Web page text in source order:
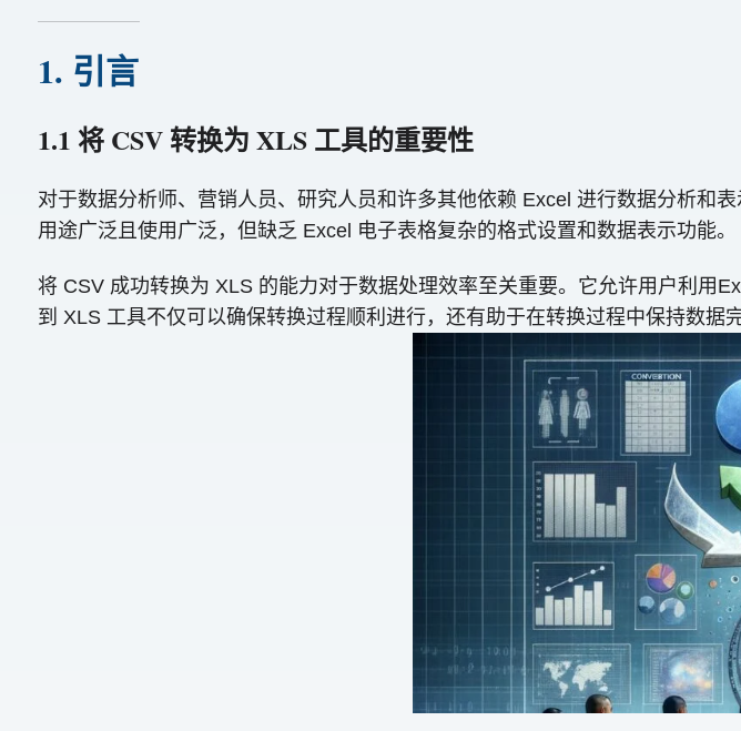
1. 引言
1.1 将 CSV 转换为 XLS 工具的重要性
对于数据分析师、营销人员、研究人员和许多其他依赖 Excel 进行数据分析和
用途广泛且使用广泛，但缺乏 Excel 电子表格复杂的格式设置和数据表示功能。
将 CSV 成功转换为 XLS 的能力对于数据处理效率至关重要。它允许用户利用
到 XLS 工具不仅可以确保转换过程顺利进行，还有助于在转换过程中保持数据完